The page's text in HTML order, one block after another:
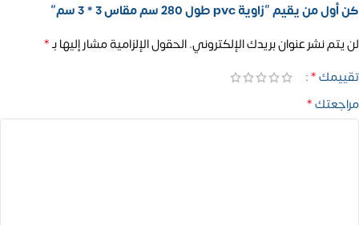
كن أول من يقيم “زاوية pvc طول 280 سم مقاس 3 * 3 سم”
لن يتم نشر عنوان بريدك الإلكتروني.الحقول الإلزامية مشار إليها بـ*
تقييمك*
مراجعتك*